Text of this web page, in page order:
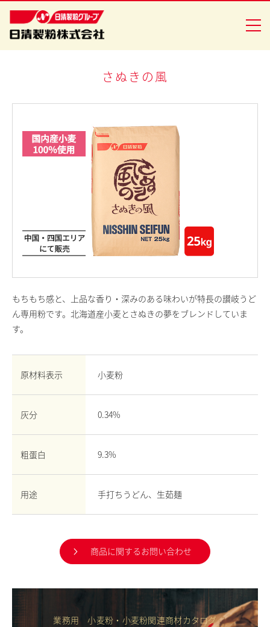
採用情報
日清製粉グループ
English
企業情報
安全・安心への取り組み
さぬきの風
もちもち感と、上品な香り・深みのある味わいが特長の讃岐うど
ん専用粉です。北海道産小麦とさぬきの夢をブレンドしていま
す。
原材料表示 小麦粉
灰分 0.34%
粗蛋白 9.3%
用途 手打ちうどん、生茹麺
商品に関するお問い合わせ
業務用 小麦粉・小麦粉関連商材カタログ